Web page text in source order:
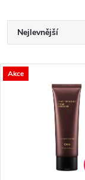
Ř
a
Nejlevnější
Nejprodávanější
Abecedně
V
Akce